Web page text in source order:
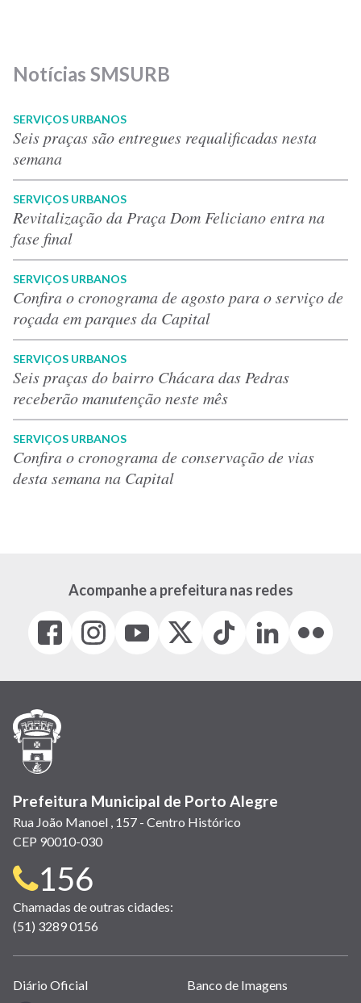
Notícias SMSURB
SERVIÇOS URBANOS
Seis praças são entregues requalificadas nesta
semana
SERVIÇOS URBANOS
Revitalização da Praça Dom Feliciano entra na
fase final
SERVIÇOS URBANOS
Confira o cronograma de agosto para o serviço de
roçada em parques da Capital
SERVIÇOS URBANOS
Seis praças do bairro Chácara das Pedras
receberão manutenção neste mês
SERVIÇOS URBANOS
Confira o cronograma de conservação de vias
desta semana na Capital
Acompanhe a prefeitura nas redes
Facebook
(link
em
janela)
Instagram
(link
em
(link
em
(Antigo
(link
Tiktok
(link
em
LinkedIn
(link
em
(link
em
Prefeitura Municipal de Porto Alegre
Rua João Manoel , 157 - Centro Histórico
CEP 90010-030
Telefone
para
contato:
156
Chamadas de outras cidades:
(51) 3289 0156
Links
Diário Oficial Banco de Imagens